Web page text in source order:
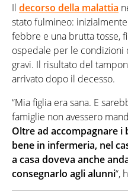
Il decorso della malattia
stato fulmineo:
febbre e una brutta tosse,
ospedale per le condizioni
gravi. Il risultato del
arrivato dopo il decesso.
“Mia figlia era sana. E
famiglie non avessero
Oltre ad accompagnare i
bene in infermeria, nel
a casa doveva anche
consegnarlo agli alunni“,